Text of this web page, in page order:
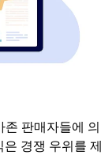
존 판매자들에 의
경쟁 우위를 제